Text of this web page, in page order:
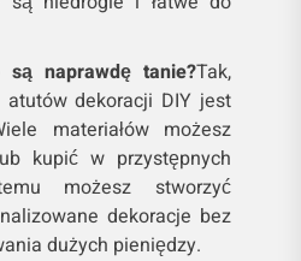
są naprawdę tanie?Tak,
atutów dekoracji DIY jest
materiałów możesz
kupić w przystępnych
możesz stworzyć
dekoracje bez
dużych pieniędzy.